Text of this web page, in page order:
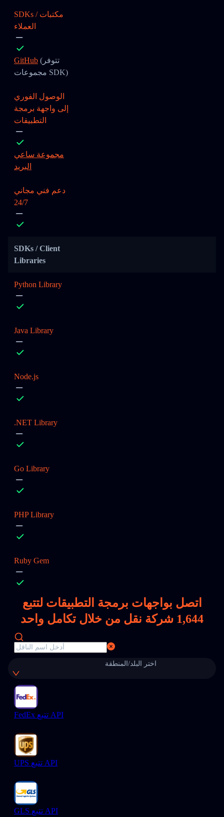
SDKs / مكتبات
العملاء
GitHub (تتوفر
مجموعات SDK)
الوصول الفوري
إلى واجهة برمجة
التطبيقات
مجموعة ساعي
البريد
دعم فني مجاني
24/7
SDKs / Client
Libraries
Python Library
Java Library
Node.js
.NET Library
Go Library
PHP Library
Ruby Gem
اتصل بواجهات برمجة التطبيقات لتتبع
1,644 شركة نقل من خلال تكامل واحد
اختر البلد/المنطقة
FedEx تتبع API
UPS تتبع API
GLS تتبع API